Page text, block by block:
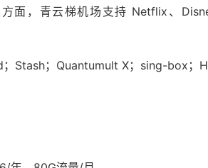
面，青云梯机场支持 Netflix、
Stash；Quantumult X；sing-box；